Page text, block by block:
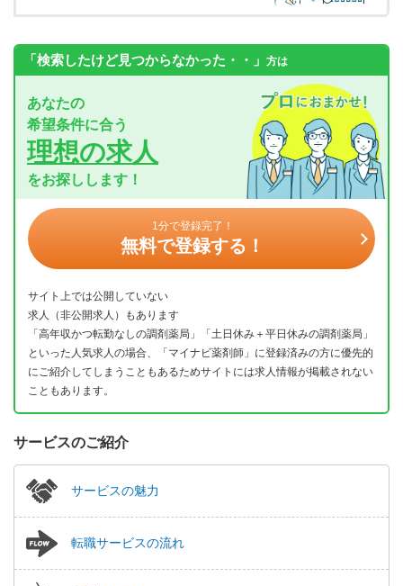
「検索したけど見つからなかった・・」 方は
あなたの
希望条件に合う
理想の求人
をお探しします！
1分で登録完了！
無料で登録する！
サイト上では公開していない
求人（非公開求人）もあります
「高年収かつ転勤なしの調剤薬局」「土日休み＋平日休みの調剤薬局」
といった人気求人の場合、「マイナビ薬剤師」に登録済みの方に優先的
にご紹介してしまうこともあるためサイトには求人情報が掲載されない
こともあります。
サービスのご紹介
サービスの魅力
転職サービスの流れ